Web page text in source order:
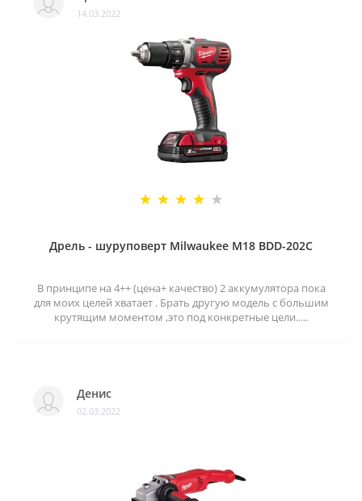
14.03.2022
Дрель - шуруповерт Milwaukee M18 BDD-202C
В принципе на 4++ (цена+ качество) 2 аккумулятора пока
для моих целей хватает . Брать другую модель с большим
крутящим моментом ,это под конкретные цели.....
Денис
02.03.2022